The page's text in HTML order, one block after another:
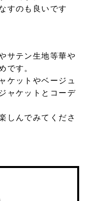
すのも良いです
サテン生地等華や
です。
ケットやベージュ
ャケットとコーデ
しんでみてくださ